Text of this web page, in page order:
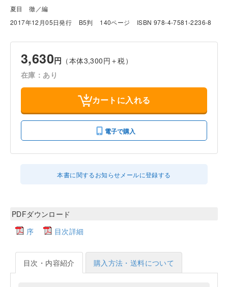
夏目 徹／編
2017年12月05日発行
B5判 140ページ ISBN 978-4-7581-2236-8
3,630円 （本体3,300円＋税）
在庫：あり
カートに入れる
電子で購入
本書に関するお知らせメールに登録する
PDFダウンロード
序
目次詳細
目次・内容紹介 購入方法・送料について